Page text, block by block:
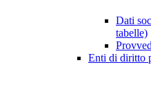
Dati
tabelle)
Enti di diritto